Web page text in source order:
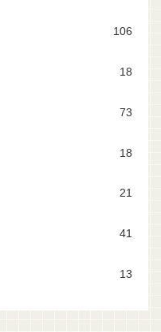
106
18
73
18
21
41
13